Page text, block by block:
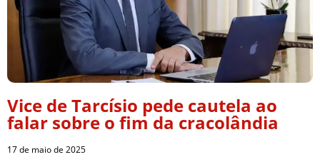
Vice de Tarcísio pede cautela ao
falar sobre o fim da cracolândia
17 de maio de 2025